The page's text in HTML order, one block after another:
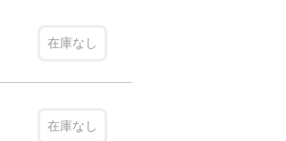
在庫なし
在庫なし